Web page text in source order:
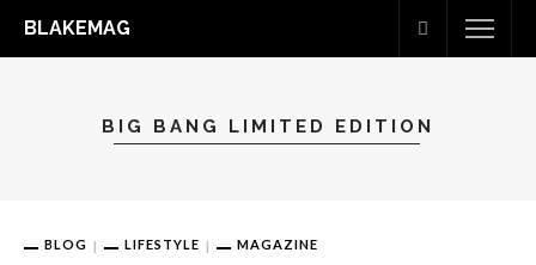
BLAKEMAG
BIG BANG LIMITED EDITION
BLOG LIFESTYLE MAGAZINE